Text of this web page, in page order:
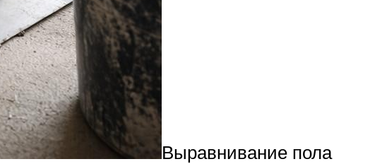
Выравнивание пола